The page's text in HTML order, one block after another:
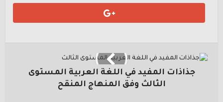
جذاذات المفيد في اللغة العربية المستوى
الثالث وفق المنهاج المنقح